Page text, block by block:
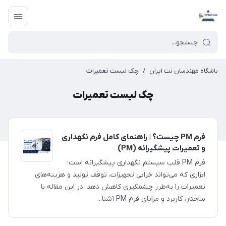
باشگاه مهندسان نت ایران / چک لیست تعمیرات
چک لیست تعمیرات
فرم PM چیست؟ | راهنمای کامل فرم نگهداری
و تعمیرات پیشگیرانه (PM)
فرم PM قلب سیستم نگهداری پیشگیرانه است؛
ابزاری که می‌تواند خرابی تجهیزات، توقف تولید و هزینه‌های
تعمیرات را به‌طرز چشمگیری کاهش دهد. در این مقاله با
ساختار، کاربرد و مزایای فرم PM آشنا...